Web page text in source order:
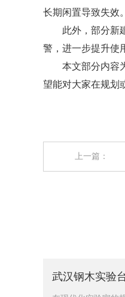
长期闲置导致失效。
此外，部分新建
警，进一步提升使
本文部分内容为
望能对大家在规划
上一篇：
武汉钢木实验